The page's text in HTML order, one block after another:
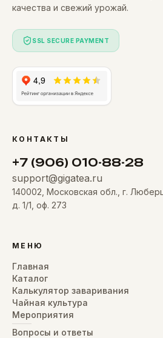
качества и свежий урожай.
SSL SECURE PAYMENT
КОНТАКТЫ
+7 (906) 010-88-28
support@gigatea.ru
140002, Московская обл., г.
д. 1/1, оф. 273
МЕНЮ
Главная
Каталог
Калькулятор заваривания
Чайная культура
Мероприятия
Вопросы и ответы